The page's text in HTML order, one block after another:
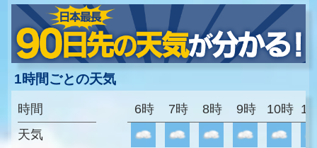
1時間ごとの天気
時間
天気
6時 7時 8時 9時 10時